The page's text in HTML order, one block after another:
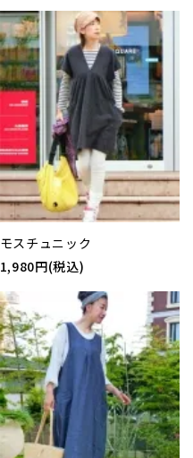
モスチュニック
1,980円(税込)